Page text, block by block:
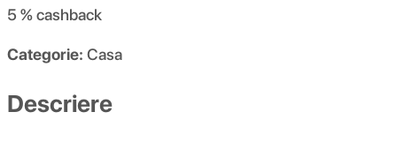
5 %cashback
Categorie: Casa
Descriere